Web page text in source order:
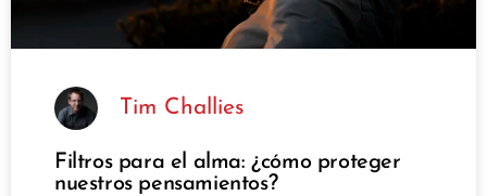
Tim Challies
Filtros para el alma: ¿cómo proteger
nuestros pensamientos?